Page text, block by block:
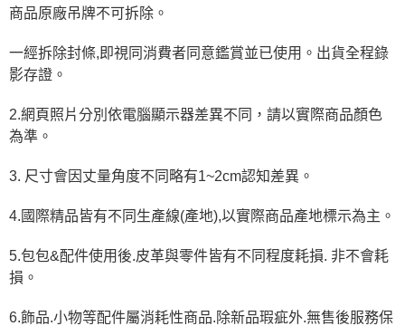
商品原廠吊牌不可拆除。
一經拆除封條,即視同消費者同意鑑賞並已使用。出貨全程錄
影存證。
2.網頁照片分別依電腦顯示器差異不同，請以實際商品顏色
為準。
3. 尺寸會因丈量角度不同略有1~2cm認知差異。
4.國際精品皆有不同生產線(產地),以實際商品產地標示為主。
5.包包&配件使用後.皮革與零件皆有不同程度耗損. 非不會耗
損。
6.飾品.小物等配件屬消耗性商品.除新品瑕疵外.無售後服務保